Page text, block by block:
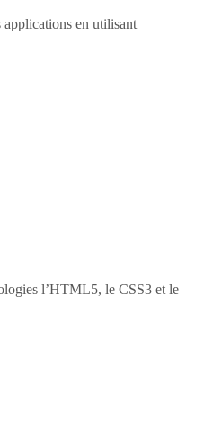
applications en utilisant
l’HTML5, le CSS3 et le